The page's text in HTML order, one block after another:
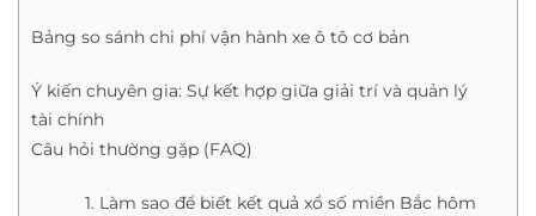
Bảng so sánh chi phí vận hành xe ô tô cơ bản
Ý kiến chuyên gia: Sự kết hợp giữa giải trí và quản lý
tài chính
Câu hỏi thường gặp (FAQ)
1. Làm sao để biết kết quả xổ số miền Bắc hôm